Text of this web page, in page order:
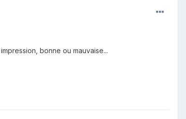
bonne ou mauvaise...